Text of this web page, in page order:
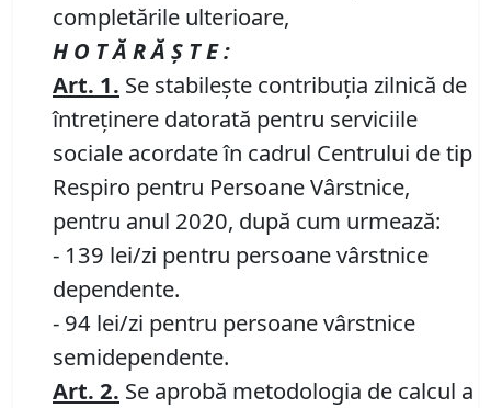
completările ulterioare,
H O T Ă R Ă Ş T E :
Art. 1. Se stabileşte contribuţia zilnică de
întreținere datorată pentru serviciile
sociale acordate în cadrul Centrului de tip
Respiro pentru Persoane Vârstnice,
pentru anul 2020, după cum urmează:
- 139 lei/zi pentru persoane vârstnice
dependente.
- 94 lei/zi pentru persoane vârstnice
semidependente.
Art. 2. Se aprobă metodologia de calcul a